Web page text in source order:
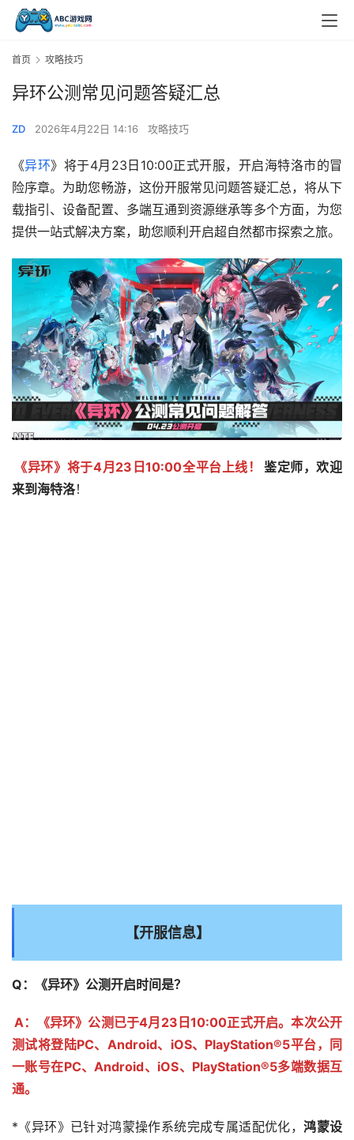
首页 攻略技巧
异环公测常见问题答疑汇总
ZD 2026年4月22日 14:16 攻略技巧
《异环》将于4月23日10:00正式开服，开启海特洛市的冒
险序章。为助您畅游，这份开服常见问题答疑汇总，将从下
载指引、设备配置、多端互通到资源继承等多个方面，为您
提供一站式解决方案，助您顺利开启超自然都市探索之旅。
《异环》将于4月23日10:00全平台上线！
鉴定师，欢迎
来到海特洛！
【开服信息】
Q：《异环》公测开启时间是？
A：《异环》公测已于4月23日10:00正式开启。本次公开
测试将登陆PC、Android、iOS、PlayStation®5平台，同
一账号在PC、Android、iOS、PlayStation®5多端数据互
通。
*《异环》已针对鸿蒙操作系统完成专属适配优化，鸿蒙设